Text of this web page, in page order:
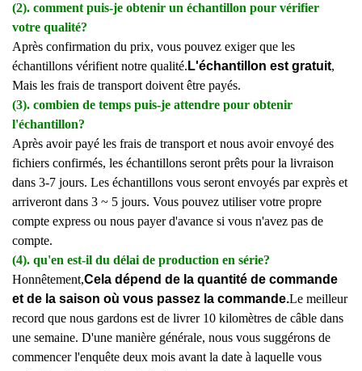
(2). comment puis-je obtenir un échantillon pour vérifier
votre qualité?
Après confirmation du prix, vous pouvez exiger que les
échantillons vérifient notre qualité. L'échantillon est gratuit,
Mais les frais de transport doivent être payés.
(3). combien de temps puis-je attendre pour obtenir
l'échantillon?
Après avoir payé les frais de transport et nous avoir envoyé des
fichiers confirmés, les échantillons seront prêts pour la livraison
dans 3-7 jours. Les échantillons vous seront envoyés par exprès et
arriveront dans 3 ~ 5 jours. Vous pouvez utiliser votre propre
compte express ou nous payer d'avance si vous n'avez pas de
compte.
(4). qu'en est-il du délai de production en série?
Honnêtement,Cela dépend de la quantité de commande
et de la saison où vous passez la commande.Le meilleur
record que nous gardons est de livrer 10 kilomètres de câble dans
une semaine. D'une manière générale, nous vous suggérons de
commencer l'enquête deux mois avant la date à laquelle vous